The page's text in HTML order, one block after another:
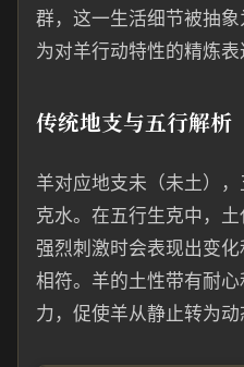
群，这一生活细节被抽
为对羊行动特性的精炼表
传统地支与五行解析
羊对应地支未（未土）
克水。在五行生克中，
强烈刺激时会表现出变
相符。羊的土性带有耐
力，促使羊从静止转为动